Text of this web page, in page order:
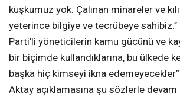
kuşkumuz yok. Çalınan minareler ve
yeterince bilgiye ve tecrübeye
Parti’li yöneticilerin kamu gücünü ve
bir biçimde kullandıklarına, bu ülkede
başka hiç kimseyi ikna
Aktay açıklamasına şu sözlerle devam